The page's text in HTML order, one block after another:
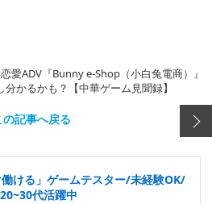
愛ADV『Bunny e-Shop（小白兔電商）』
かるかも？【中華ゲーム見聞録】
の記事へ戻る
働ける」ゲームテスター/未経験OK/
代活躍中